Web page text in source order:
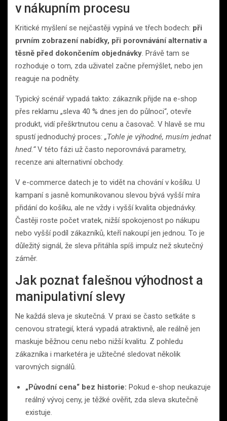
v nákupním procesu
Kritické myšlení se nejčastěji vypíná ve třech bodech: při
prvním zobrazení nabídky, při porovnávání alternativ a
těsně před dokončením objednávky . Právě tam se
rozhoduje o tom, zda uživatel začne přemýšlet, nebo jen
reaguje na podněty.
Typický scénář vypadá takto: zákazník přijde na e-shop
přes reklamu „sleva 40 % dnes jen do půlnoci“, otevře
produkt, vidí přeškrtnutou cenu a časovač. V hlavě se mu
spustí jednoduchý proces: „Tohle je výhodné, musím jednat
hned.“V této fázi už často neporovnává parametry,
recenze ani alternativní obchody.
V e-commerce datech je to vidět na chování v košíku. U
kampaní s jasně komunikovanou slevou bývá vyšší míra
přidání do košíku, ale ne vždy i vyšší kvalita objednávky.
Častěji roste počet vratek, nižší spokojenost po nákupu
nebo vyšší podíl zákazníků, kteří nakoupí jen jednou. To je
důležitý signál, že sleva přitáhla spíš impulz než skutečný
záměr.
Jak poznat falešnou výhodnost a
manipulativní slevy
Ne každá sleva je skutečná. V praxi se často setkáte s
cenovou strategií, která vypadá atraktivně, ale reálně jen
maskuje běžnou cenu nebo nižší kvalitu. Z pohledu
zákazníka i marketéra je užitečné sledovat několik
varovných signálů.
„Původní cena“ bez historie: Pokud e-shop neukazuje
reálný vývoj ceny, je těžké ověřit, zda sleva skutečně
existuje.